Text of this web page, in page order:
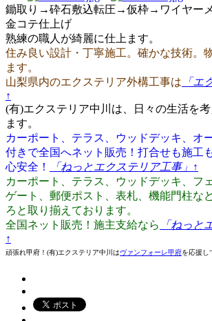
鋤取り→砕石敷込転圧→仮枠→ワイヤー
金コテ仕上げ
熟練の職人が綺麗に仕上ます。
住み良い設計・丁寧施工。確かな技術。
ます。
山梨県内のエクステリア外構工事は 「エ
↑
(有)エクステリア中川は、日々の生活を
ます。
カーポート、テラス、ウッドデッキ、オ
付きで全国へネット販売！打合せも施工
心安全！
「ねっとエクステリア工事」 ↑
カーポート、テラス、ウッドデッキ、フ
ゲート、郵便ポスト、表札、機能門柱な
ろと取り揃えております。
全国ネット販売！施主支給なら
「ねっと
↑
頑張れ甲府！(有)エクステリア中川はヴァンフォーレ甲府を応援し